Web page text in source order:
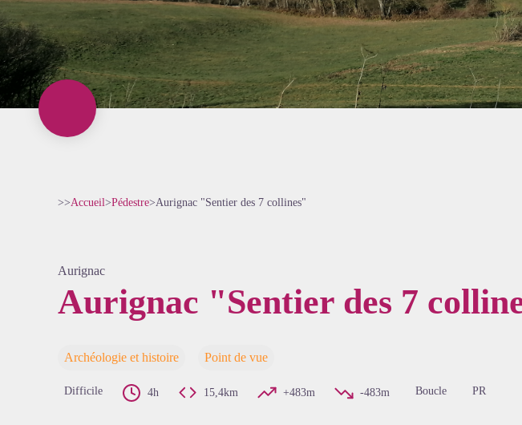
>>Accueil>Pédestre>Aurignac "Sentier des 7 collines"
Aurignac
Aurignac "Sentier des 7
Archéologie et histoire Point de vue
Difficile 4h 15,4km +483m -483m Boucle PR